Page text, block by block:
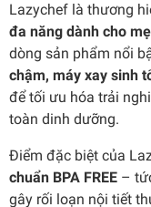
Lazychef là thương
đa năng dành cho
dòng sản phẩm nổi
chậm, máy xay sinh
để tối ưu hóa trải
toàn dinh dưỡng.
Điểm đặc biệt của
chuẩn BPA FREE –
gây rối loạn nội tiết